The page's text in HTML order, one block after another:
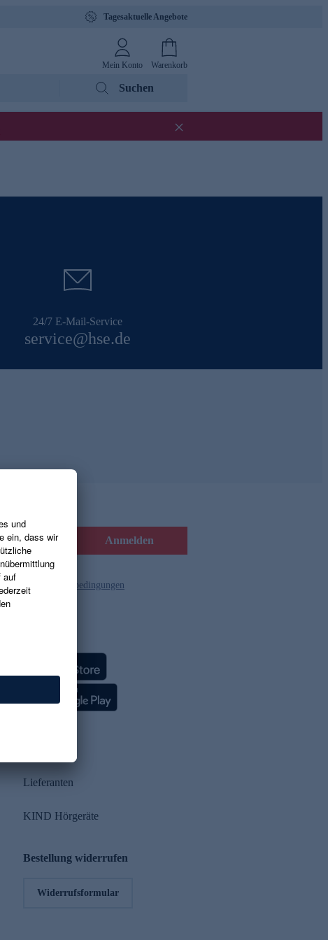
Tagesaktuelle Angebote
Mein Konto Warenkorb
Suchen
24/7 E-Mail-Service
service@hse.de
Anmelden
und die Gutscheinbedingungen
Lieferanten
KIND Hörgeräte
Bestellung widerrufen
Widerrufsformular